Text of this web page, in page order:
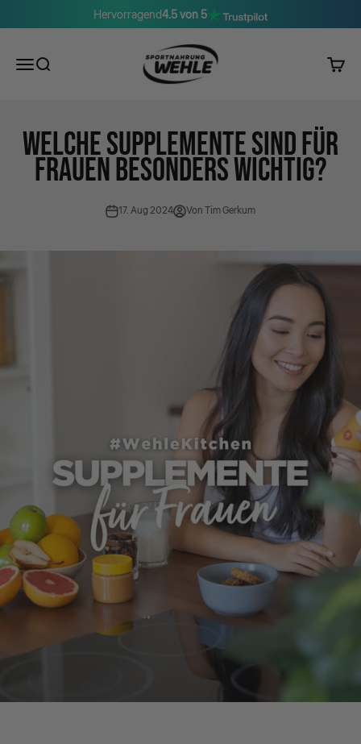
Zum Inhalt springenHervorragend4.5 von 5
MenüSuche
Sportnahrung Wehle
WELCHE SUPPLEMENTE SIND FÜR
FRAUEN BESONDERS WICHTIG?
17. Aug 2024 Von Tim Gerkum